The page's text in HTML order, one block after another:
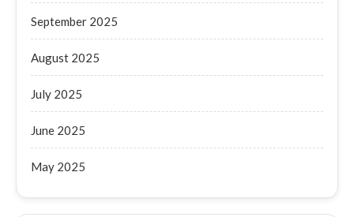
September 2025
August 2025
July 2025
June 2025
May 2025